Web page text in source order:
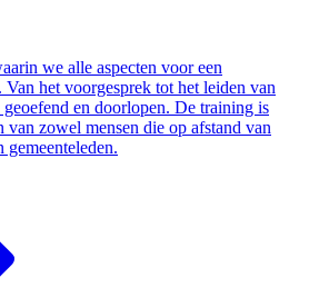
we alle aspecten voor een
het voorgesprek tot het leiden van
en doorlopen. De training is
van zowel mensen die op afstand van